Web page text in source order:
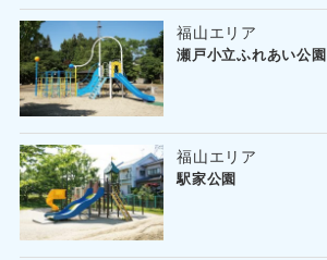
福山エリア
瀬戸小立ふれあい公園
福山エリア
駅家公園